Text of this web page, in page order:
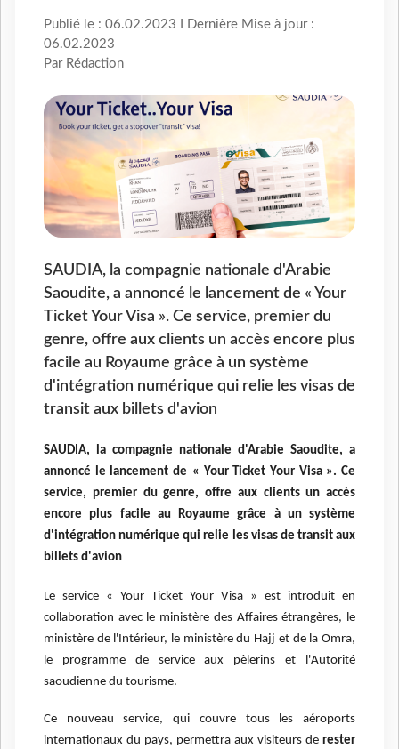
Publié le : 06.02.2023 I Dernière Mise à jour :
06.02.2023
Par Rédaction
SAUDIA, la compagnie nationale d'Arabie
Saoudite, a annoncé le lancement de « Your
Ticket Your Visa ». Ce service, premier du
genre, offre aux clients un accès encore plus
facile au Royaume grâce à un système
d'intégration numérique qui relie les visas de
transit aux billets d'avion
SAUDIA, la compagnie nationale d'Arabie Saoudite, a
annoncé le lancement de « Your Ticket Your Visa ».Ce
service, premier du genre, offre aux clients un accès
encore plus facile au Royaume grâce à un système
d'intégration numérique qui relie les visas de transit aux
billets d'avion
Le service « Your Ticket Your Visa » est introduit en
collaboration avec le ministère des Affaires étrangères, le
ministère de l'Intérieur, le ministère du Hajj et de la Omra,
le programme de service aux pèlerins et l'Autorité
saoudienne du tourisme.
Ce nouveau service, qui couvre tous les aéroports
internationaux du pays, permettra aux visiteurs de rester